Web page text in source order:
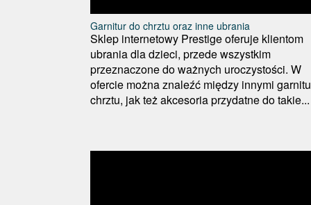
Garnitur do chrztu oraz inne ubrania
Sklep internetowy Prestige oferuje klientom
ubrania dla dzieci, przede wszystkim
przeznaczone do ważnych uroczystości. W
ofercie można znaleźć między innymi
chrztu, jak też akcesoria przydatne do takie...